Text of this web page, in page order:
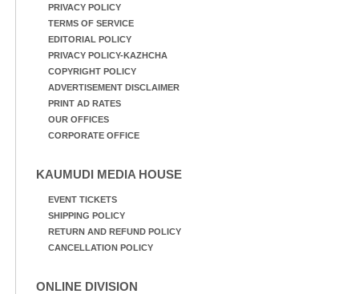
PRIVACY POLICY
TERMS OF SERVICE
EDITORIAL POLICY
PRIVACY POLICY-KAZHCHA
COPYRIGHT POLICY
ADVERTISEMENT DISCLAIMER
PRINT AD RATES
OUR OFFICES
CORPORATE OFFICE
KAUMUDI MEDIA HOUSE
EVENT TICKETS
SHIPPING POLICY
RETURN AND REFUND POLICY
CANCELLATION POLICY
ONLINE DIVISION